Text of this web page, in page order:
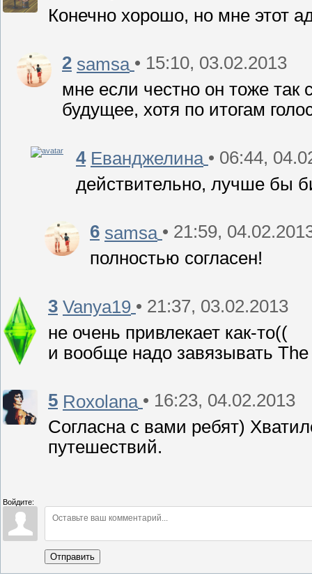
Конечно хорошо, но мне этот
2 samsa • 15:10, 03.02.2013
мне если честно он тоже так
будущее, хотя по итогам
4 Еванджелина • 06:44,
действительно, лучше бы
6 samsa • 21:59,
полностью согласен!
3 Vanya19 • 21:37, 03.02.2013
не очень привлекает как-то((
и вообще надо завязывать
5 Roxolana • 16:23, 04.02.2013
Согласна с вами ребят)
путешествий.
Войдите:
Отправить